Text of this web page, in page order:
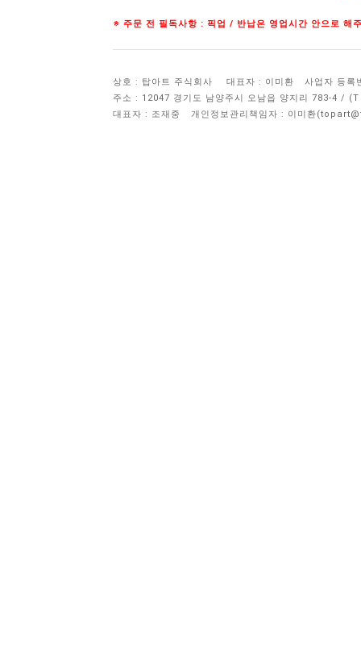
※ 주문 전 필독사항 : 픽업 / 반납은 영업시간 안으로 해
상호 : 탑아트 주식회사 대표자 : 이미환
사업자 등록
주소 : 12047 경기도 남양주시 오남읍 양지리 783-4 /
대표자 : 조재중
개인정보관리책임자 : 이미환